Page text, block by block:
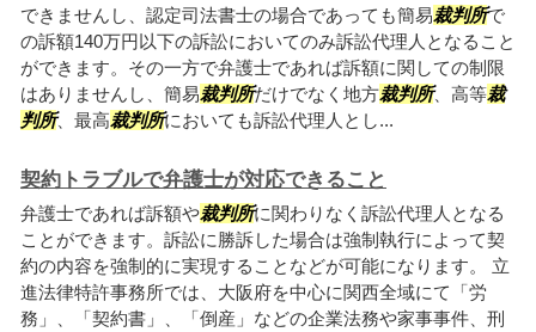
できませんし、認定司法書士の場合であっても簡易裁判所で
の訴額140万円以下の訴訟においてのみ訴訟代理人となること
ができます。その一方で弁護士であれば訴額に関しての制限
はありませんし、簡易裁判所だけでなく地方裁判所、高等裁
判所、最高裁判所においても訴訟代理人とし...
契約トラブルで弁護士が対応できること
弁護士であれば訴額や裁判所に関わりなく訴訟代理人となる
ことができます。訴訟に勝訴した場合は強制執行によって契
約の内容を強制的に実現することなどが可能になります。 立
進法律特許事務所では、大阪府を中心に関西全域にて「労
務」、「契約書」、「倒産」などの企業法務や家事事件、刑